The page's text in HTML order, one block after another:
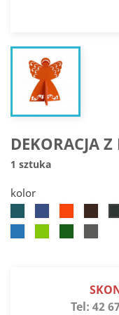
DEKORACJA
1 sztuka
kolor
Tel: 42